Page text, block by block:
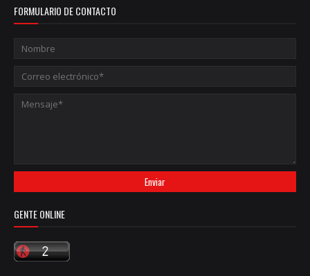
FORMULARIO DE CONTACTO
GENTE ONLINE